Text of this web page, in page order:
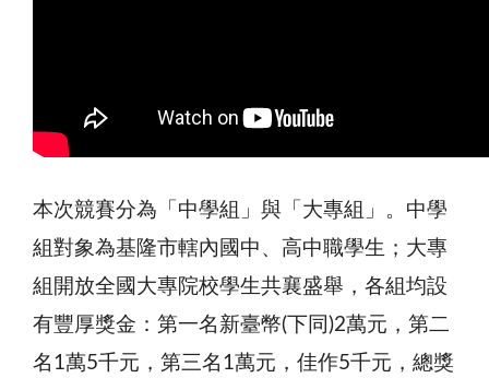
本次競賽分為「中學組」與「大專組」。中學
組對象為基隆市轄內國中、高中職學生；大專
組開放全國大專院校學生共襄盛舉，各組均設
有豐厚獎金：第一名新臺幣(下同)2萬元，第二
名1萬5千元，第三名1萬元，佳作5千元，總獎